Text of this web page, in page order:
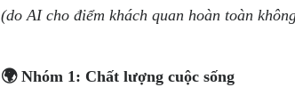
(do AI cho điểm khách quan hoàn toàn
🌍 Nhóm 1: Chất lượng cuộc sống